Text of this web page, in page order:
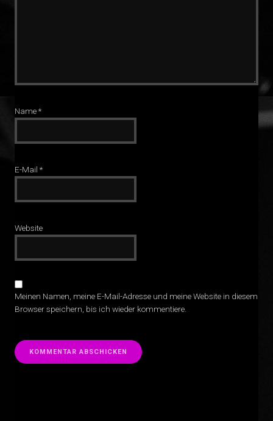
Name*
E-Mail *
Website
Meinen Namen, meine E-Mail-Adresse und meine Website in diesem
Browser speichern, bis ich wieder kommentiere.